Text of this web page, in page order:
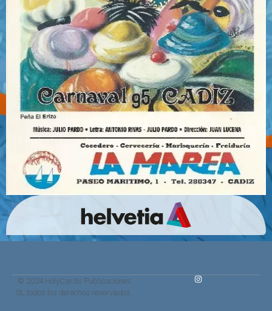
© 2024 HolyCards Publicaciones
SL todos los derechos reservados.